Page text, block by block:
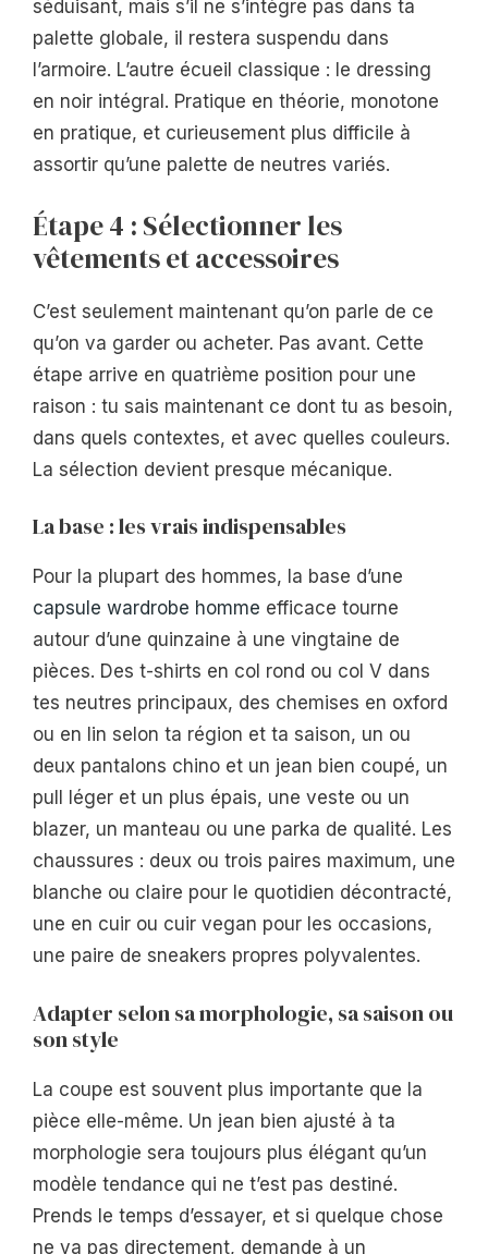
séduisant, mais s’il ne s’intègre pas dans ta
palette globale, il restera suspendu dans
l’armoire. L’autre écueil classique : le dressing
en noir intégral. Pratique en théorie, monotone
en pratique, et curieusement plus difficile à
assortir qu’une palette de neutres variés.
Étape 4 : Sélectionner les
vêtements et accessoires
C’est seulement maintenant qu’on parle de ce
qu’on va garder ou acheter. Pas avant. Cette
étape arrive en quatrième position pour une
raison : tu sais maintenant ce dont tu as besoin,
dans quels contextes, et avec quelles couleurs.
La sélection devient presque mécanique.
La base : les vrais indispensables
Pour la plupart des hommes, la base d’une
capsule wardrobe homme efficace tourne
autour d’une quinzaine à une vingtaine de
pièces. Des t-shirts en col rond ou col V dans
tes neutres principaux, des chemises en oxford
ou en lin selon ta région et ta saison, un ou
deux pantalons chino et un jean bien coupé, un
pull léger et un plus épais, une veste ou un
blazer, un manteau ou une parka de qualité. Les
chaussures : deux ou trois paires maximum, une
blanche ou claire pour le quotidien décontracté,
une en cuir ou cuir vegan pour les occasions,
une paire de sneakers propres polyvalentes.
Adapter selon sa morphologie, sa saison ou
son style
La coupe est souvent plus importante que la
pièce elle-même. Un jean bien ajusté à ta
morphologie sera toujours plus élégant qu’un
modèle tendance qui ne t’est pas destiné.
Prends le temps d’essayer, et si quelque chose
ne va pas directement, demande à un